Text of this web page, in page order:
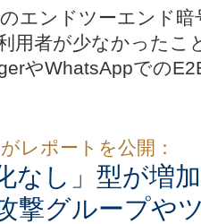
エンドツーエンド暗
用者が少なかったこ
やWhatsAppでの
レポートを公開：
なし」型が増
撃グループや